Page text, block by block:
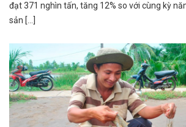
đạt 371 nghìn tấn, tăng 12% so với cùng kỳ
sản [...]